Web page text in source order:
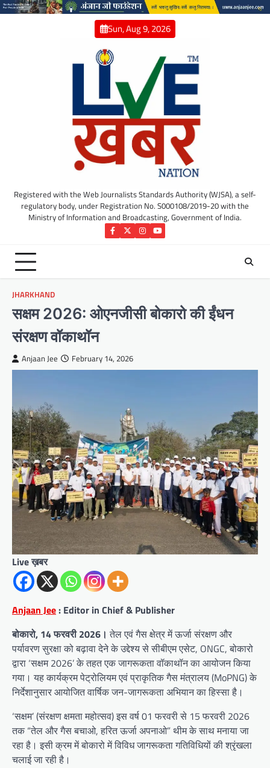
Skip
Sun, Aug 9, 2026
Registered with the Web Journalists Standards Authority (WJSA), a self-
regulatory body, under Registration No. S000108/2019-20 with the
Ministry of Information and Broadcasting, Government of India.
Facebook
TwitterInstagram
YouTube
JHARKHAND
सक्षम 2026: ओएनजीसी बोकारो की ईंधन
संरक्षण वॉकाथॉन
Anjaan Jee February 14, 2026
Live ख़बर
Anjaan Jee : Editor in Chief & Publisher
बोकारो, 14 फरवरी 2026। तेल एवं गैस क्षेत्र में ऊर्जा संरक्षण और
पर्यावरण सुरक्षा को बढ़ावा देने के उद्देश्य से सीबीएम एसेट, ONGC, बोकारो
द्वारा ‘सक्षम 2026’ के तहत एक जागरूकता वॉकाथॉन का आयोजन किया
गया। यह कार्यक्रम पेट्रोलियम एवं प्राकृतिक गैस मंत्रालय (MoPNG) के
निर्देशानुसार आयोजित वार्षिक जन-जागरूकता अभियान का हिस्सा है।
‘सक्षम’ (संरक्षण क्षमता महोत्सव) इस वर्ष 01 फरवरी से 15 फरवरी 2026
तक “तेल और गैस बचाओ, हरित ऊर्जा अपनाओ” थीम के साथ मनाया जा
रहा है। इसी क्रम में बोकारो में विविध जागरूकता गतिविधियों की श्रृंखला
चलाई जा रही है।